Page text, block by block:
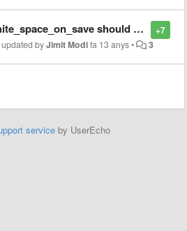
+7
should not remove up to the current cursor position
updated byJimit Modifa 13 anys• 3
service by UserEcho